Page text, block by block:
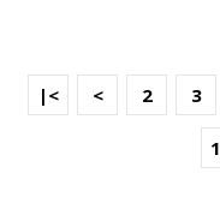
|< < 2 3